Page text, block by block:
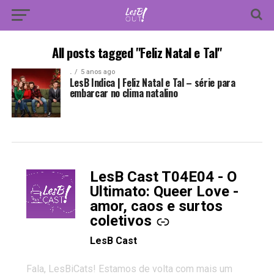
All posts tagged "Feliz Natal e Tal"
. 5 anos ago
LesB Indica | Feliz Natal e Tal – série para
embarcar no clima natalino
LesB Cast T04E04 - O
Ultimato: Queer Love -
amor, caos e surtos
coletivos
-
LesB Cast
Fala, LesBiCats! Estamos de volta com mais um